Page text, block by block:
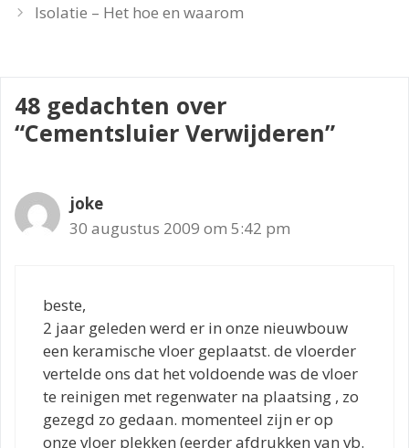
Isolatie – Het hoe en waarom
48 gedachten over
“Cementsluier Verwijderen”
joke
30 augustus 2009 om 5:42 pm
beste,
2 jaar geleden werd er in onze nieuwbouw
een keramische vloer geplaatst. de vloerder
vertelde ons dat het voldoende was de vloer
te reinigen met regenwater na plaatsing , zo
gezegd zo gedaan. momenteel zijn er op
onze vloer plekken (eerder afdrukken van vb.